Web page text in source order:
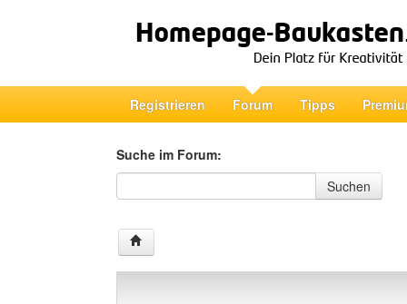
Registrieren Forum Tipps
Suche im Forum:
Suche im Forum
Suchen